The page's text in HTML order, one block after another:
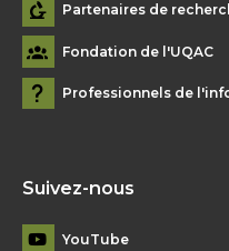
Partenaires de
Fondation de l'UQAC
Professionnels de
Suivez-nous
YouTube